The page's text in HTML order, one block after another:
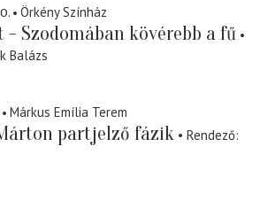
Örkény Színház
- Szodomában kövérebb a fű
Balázs
Márkus Emília Terem
partjelző fázik
Rendező